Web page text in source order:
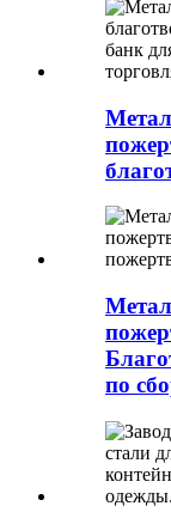
по